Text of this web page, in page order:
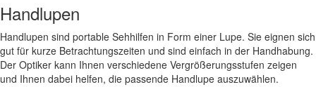
Handlupen
Handlupen sind portable Sehhilfen in Form einer Lupe. Sie eignen sich
gut für kurze Betrachtungszeiten und sind einfach in der Handhabung.
Der Optiker kann Ihnen verschiedene Vergrößerungsstufen zeigen
und Ihnen dabei helfen, die passende Handlupe auszuwählen.